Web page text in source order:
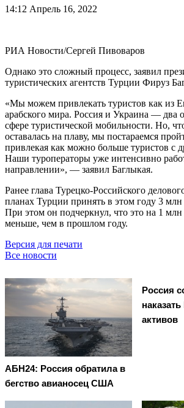
14:12 Апрель 16, 2022
РИА Новости/Сергей Пивоваров
Однако это сложный процесс, заявил
туристических агентств Турции Фируз
«Мы можем привлекать туристов как из
арабского мира. Россия и Украина — два
сфере туристической мобильности. Но,
оставалась на плаву, мы постараемся
привлекая как можно больше туристов с
Наши туроператоры уже интенсивно
направлении», — заявил Баглыкая.
Ранее глава Турецко-Российского
планах Турции принять в этом году 3 млн
При этом он подчеркнул, что это на 1 млн
меньше, чем в прошлом году.
Версия для печати
Все новости
АБН24: Россия обратила в
бегство авианосец США
Россия
активов